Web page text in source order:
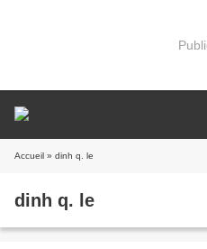
Accueil » dinh q. le
dinh q. le